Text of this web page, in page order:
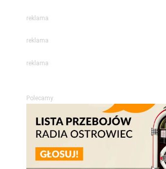
reklama
reklama
reklama
Polecamy